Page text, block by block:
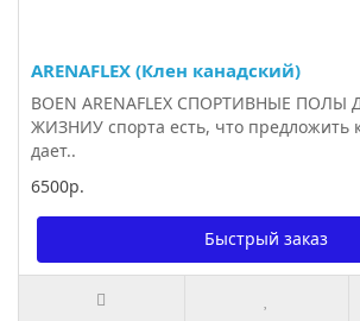
ARENAFLEX (Клен канадский)
BOEN ARENAFLEX СПОРТИВНЫЕ
ЖИЗНИУ спорта есть, что предложить
дает..
6500р.
Быстрый заказ